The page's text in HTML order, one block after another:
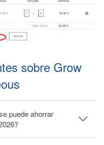
sobre Grow
puede ahorrar